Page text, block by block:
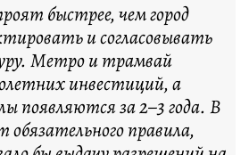
быстрее, чем город
и согласовывать
Метро и трамвай
инвестиций, а
появляются за 2–3 года. В
обязательного правила,